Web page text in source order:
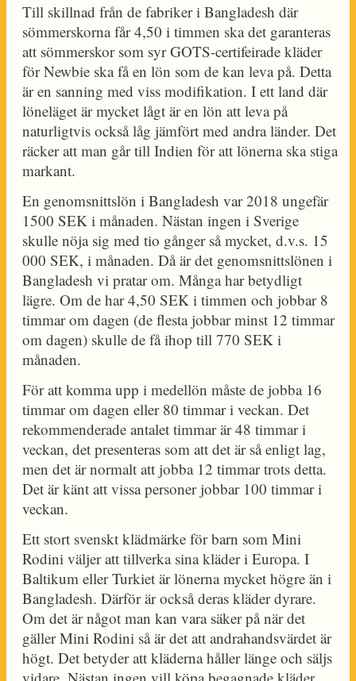
Till skillnad från de fabriker i Bangladesh där
sömmerskorna får 4,50 i timmen ska det garanteras
att sömmerskor som syr GOTS-certifeirade kläder
för Newbie ska få en lön som de kan leva på. Detta
är en sanning med viss modifikation. I ett land där
löneläget är mycket lågt är en lön att leva på
naturligtvis också låg jämfört med andra länder. Det
räcker att man går till Indien för att lönerna ska stiga
markant.
En genomsnittslön i Bangladesh var 2018 ungefär
1500 SEK i månaden. Nästan ingen i Sverige
skulle nöja sig med tio gånger så mycket, d.v.s. 15
000 SEK, i månaden. Då är det genomsnittslönen i
Bangladesh vi pratar om. Många har betydligt
lägre. Om de har 4,50 SEK i timmen och jobbar 8
timmar om dagen (de flesta jobbar minst 12 timmar
om dagen) skulle de få ihop till 770 SEK i
månaden.
För att komma upp i medellön måste de jobba 16
timmar om dagen eller 80 timmar i veckan. Det
rekommenderade antalet timmar är 48 timmar i
veckan, det presenteras som att det är så enligt lag,
men det är normalt att jobba 12 timmar trots detta.
Det är känt att vissa personer jobbar 100 timmar i
veckan.
Ett stort svenskt klädmärke för barn som Mini
Rodini väljer att tillverka sina kläder i Europa. I
Baltikum eller Turkiet är lönerna mycket högre än i
Bangladesh. Därför är också deras kläder dyrare.
Om det är något man kan vara säker på när det
gäller Mini Rodini så är det att andrahandsvärdet är
högt. Det betyder att kläderna håller länge och säljs